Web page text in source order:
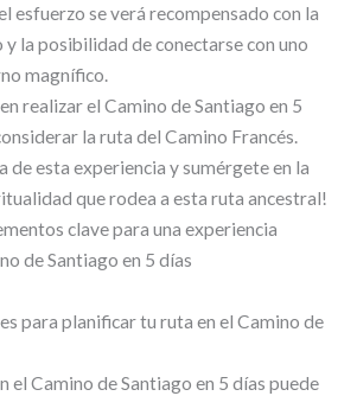
esfuerzo se verá recompensado con la
y la posibilidad de conectarse con uno
magnífico.
realizar el Camino de Santiago en 5
la ruta del Camino Francés.
de esta experiencia y sumérgete en la
que rodea a esta ruta ancestral!
clave para una experiencia
de Santiago en 5 días
para planificar tu ruta en el Camino de
el Camino de Santiago en 5 días puede